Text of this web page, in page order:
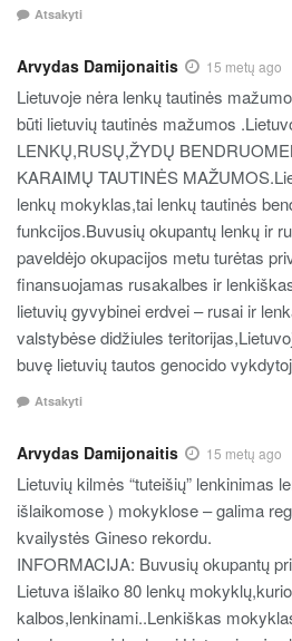
Atsakyti
Arvydas Damijonaitis 15 metų ago
Lietuvoje nėra lenkų tautinės
būti lietuvių tautinės mažumos
LENKŲ,RUSŲ,ŽYDŲ
KARAIMŲ TAUTINĖS
lenkų mokyklas,tai lenkų tautinės
funkcijos.Buvusių okupantų lenkų ir
paveldėjo okupacijos metu turėtas
finansuojamas rusakalbes ir
lietuvių gyvybinei erdvei – rusai ir
valstybėse didžiules
buvę lietuvių tautos genocido
Atsakyti
Arvydas Damijonaitis 15 metų ago
Lietuvių kilmės “tuteišių” lenkinimas
išlaikomose ) mokyklose – galima
kvailystės Gineso rekordu.
INFORMACIJA: Buvusių okupantų
Lietuva išlaiko 80 lenkų
kalbos,lenkinami..Lenkiškas